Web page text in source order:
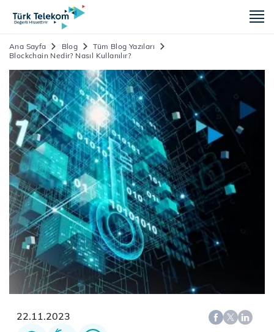
Ana Sayfa Blog
Tüm Blog Yazıları
Blockchain Nedir? Nasıl Kullanılır?
22.11.2023